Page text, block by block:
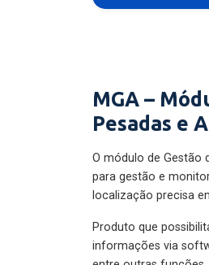
MGA –
Pesadas e
O módulo de Gestão
para gestão e
localização precisa
Produto que
informações via
entre outras funções.